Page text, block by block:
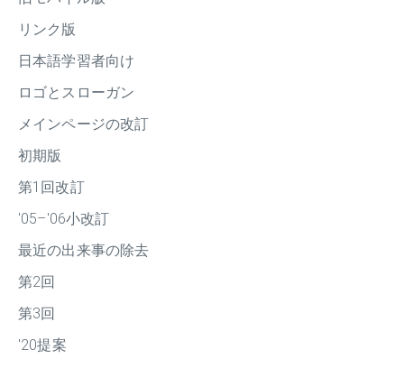
リンク版
日本語学習者向け
ロゴとスローガン
メインページの改訂
初期版
第1回改訂
'05–'06小改訂
最近の出来事の除去
第2回
第3回
'20提案